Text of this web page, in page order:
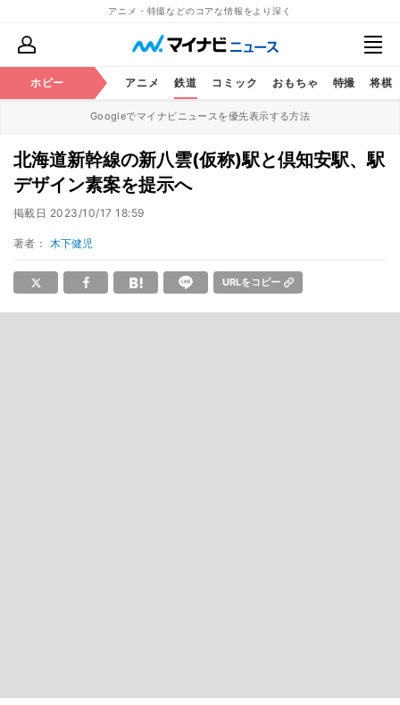
アニメ・特撮などのコアな情報をより深く
ホビー アニメ 鉄道 コミック おもちゃ 特撮 将棋
Googleでマイナビニュースを優先表示する方法
北海道新幹線の新八雲(仮称)駅と倶知安駅、駅
デザイン素案を提示へ
掲載日 2023/10/17 18:59
著者： 木下健児
URLをコピー